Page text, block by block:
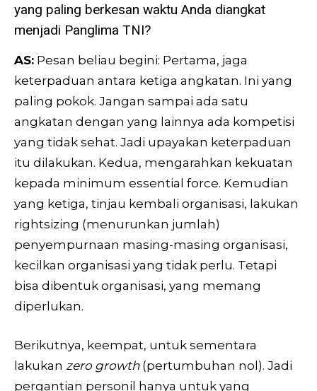
yang paling berkesan waktu Anda diangkat
menjadi Panglima TNI?
AS: Pesan beliau begini: Pertama, jaga
keterpaduan antara ketiga angkatan. Ini yang
paling pokok. Jangan sampai ada satu
angkatan dengan yang lainnya ada kompetisi
yang tidak sehat. Jadi upayakan keterpaduan
itu dilakukan. Kedua, mengarahkan kekuatan
kepada minimum essential force. Kemudian
yang ketiga, tinjau kembali organisasi, lakukan
rightsizing (menurunkan jumlah)
penyempurnaan masing-masing organisasi,
kecilkan organisasi yang tidak perlu. Tetapi
bisa dibentuk organisasi, yang memang
diperlukan.
Berikutnya, keempat, untuk sementara
lakukan zero growth(pertumbuhan nol). Jadi
pergantian personil hanya untuk yang